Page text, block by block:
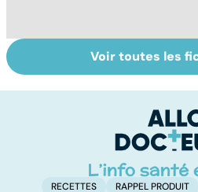
Comment tenir
ses bonnes
Voir toutes les
RECETTES RAPPEL PRODUIT